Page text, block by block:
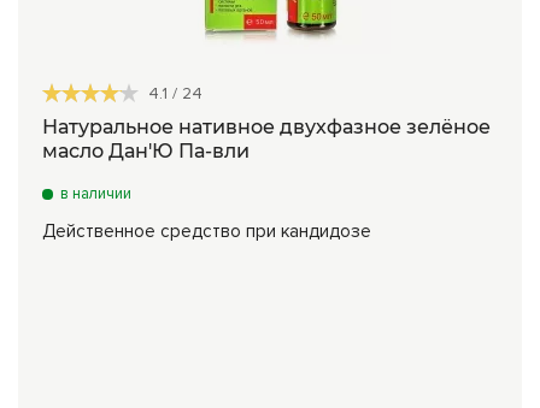
4.1 / 24
Натуральное нативное двухфазное зелёное
масло Дан'Ю Па-вли
в наличии
Действенное средство при кандидозе